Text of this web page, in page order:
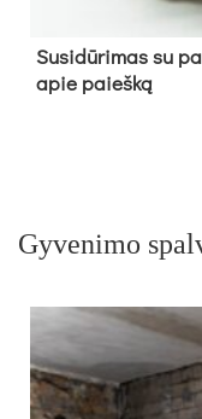
Su­si­dū­ri­mas su
apie paieš­ką
Gyvenimo